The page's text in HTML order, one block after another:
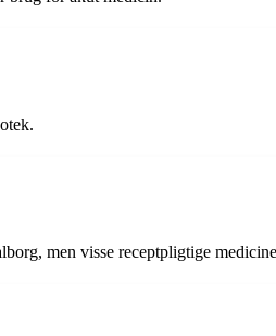
men visse receptpligtige